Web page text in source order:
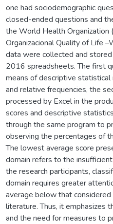
one had sociodemographic
closed-ended questions and
the World Health Organization
Organizacional Quality of Life
data were collected and
2016 spreadsheets. The first
means of descriptive
and relative frequencies, the
processed by Excel in the
scores and descriptive
through the same program to
observing the percentages of
The lowest average score
domain refers to the
the research participants,
domain requires greater
average below that
literature. Thus, it emphasizes
and the need for measures to